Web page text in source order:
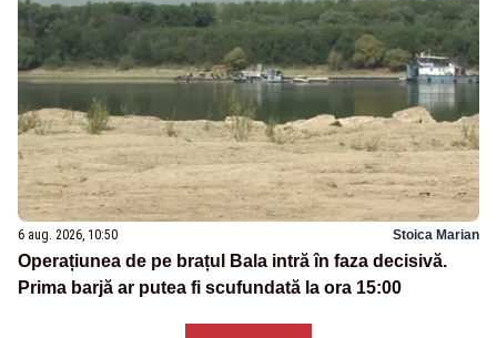
6 aug. 2026, 10:50 Stoica Marian
Operațiunea de pe brațul Bala intră în faza decisivă.
Prima barjă ar putea fi scufundată la ora 15:00